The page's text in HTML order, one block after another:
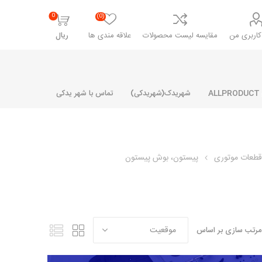
من مقایسه لیست محصولات علاقه مندی ها
(0)
0
ریال
مشترک رنو و ال 90
تخصصی ال 90
تخصصی ال 90 ( وانت )
شهریدک(شهریدکی) تماس با شهر یدکی
قطعات موتوری پیستون، بوش پیستون
مرتب سازی بر اساس